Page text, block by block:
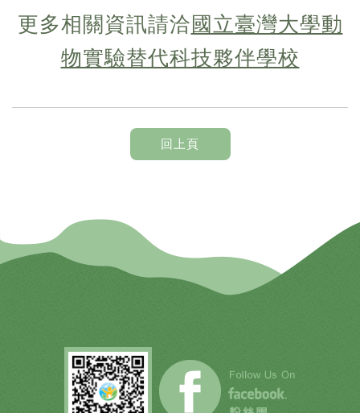
更多相關資訊請洽國立臺灣大學動
物實驗替代科技夥伴學校
回上頁